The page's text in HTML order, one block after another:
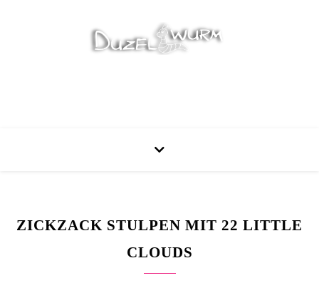
ZICKZACK STULPEN MIT 22 LITTLE
CLOUDS